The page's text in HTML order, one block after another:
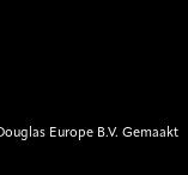
Display text from
Display text
Display text
Europe B.V. Gemaakt